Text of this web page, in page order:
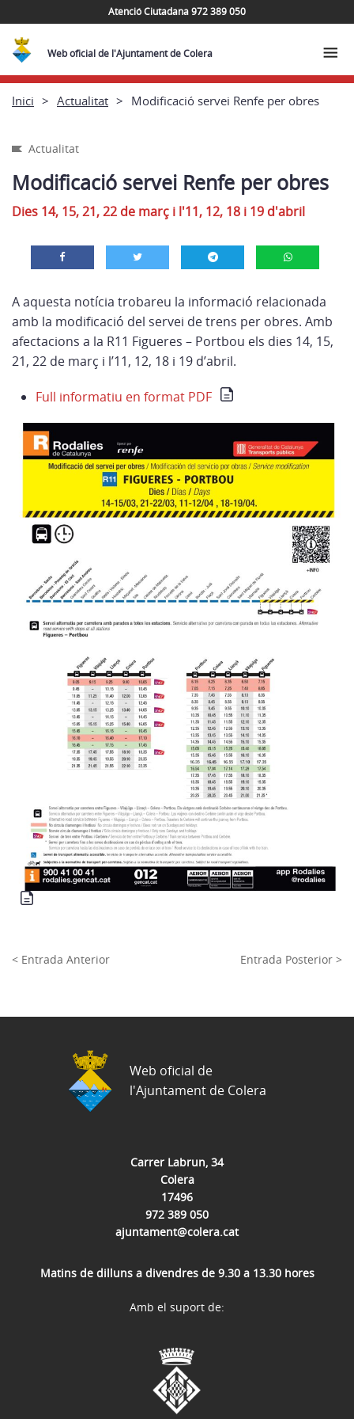
Atenció Ciutadana 972 389 050
Web oficial de l'Ajuntament de Colera
Inici Actualitat Modificació servei Renfe per obres
Actualitat
Modificació servei Renfe per obres
Dies 14, 15, 21, 22 de març i l'11, 12, 18 i 19 d'abril
A aquesta notícia trobareu la informació relacionada
amb la modificació del servei de trens per obres. Amb
afectacions a la R11 Figueres – Portbou els dies 14, 15,
21, 22 de març i l’11, 12, 18 i 19 d’abril.
Full informatiu en format PDF
< Entrada Anterior Entrada Posterior >
Carrer Labrun, 34
Colera
17496
972 389 050
ajuntament@colera.cat
Matins de dilluns a divendres de 9.30 a 13.30 hores
Web oficial de
l'Ajuntament de Colera
Amb el suport de: